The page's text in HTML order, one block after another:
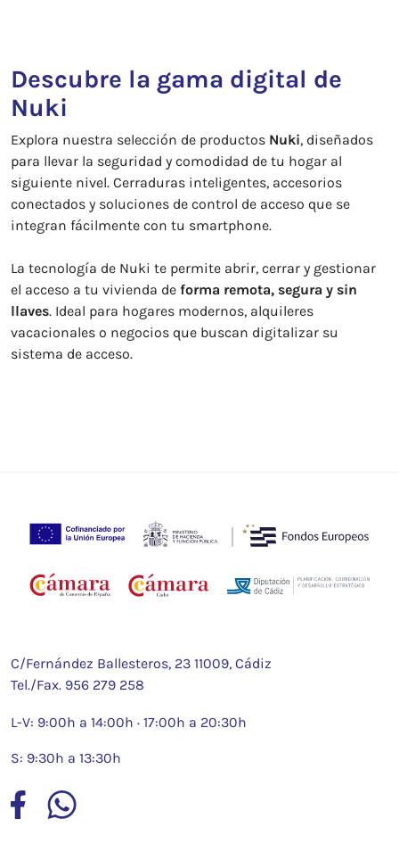
Descubre la gama digital de
Nuki
Explora nuestra selección de productos Nuki, diseñados
para llevar la seguridad y comodidad de tu hogar al
siguiente nivel. Cerraduras inteligentes, accesorios
conectados y soluciones de control de acceso que se
integran fácilmente con tu smartphone.
La tecnología de Nuki te permite abrir, cerrar y gestionar
el acceso a tu vivienda de forma remota, segura y sin
llaves. Ideal para hogares modernos, alquileres
vacacionales o negocios que buscan digitalizar su
sistema de acceso.
C/Fernández Ballesteros, 23 11009, Cádiz
Tel./Fax. 956 279 258
L-V: 9:00h a 14:00h · 17:00h a 20:30h
S: 9:30h a 13:30h